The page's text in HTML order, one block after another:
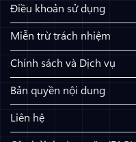
Điều khoản sử dụng
Miễn trừ trách nhiệm
Chính sách và Dịch vụ
Bản quyền nội dung
Liên hệ